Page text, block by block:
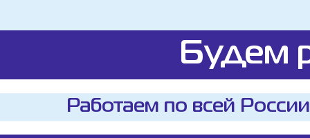
Будем
Работаем по всей